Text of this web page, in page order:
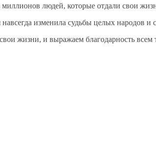
миллионов людей, которые отдали свои
навсегда изменила судьбы целых народов и
жизни, и выражаем благодарность